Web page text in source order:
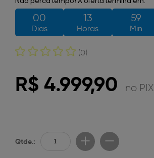
00
Dias
13
Horas
59
Min
(0)
R$ 4.999,90 no PIX
Qtde.: